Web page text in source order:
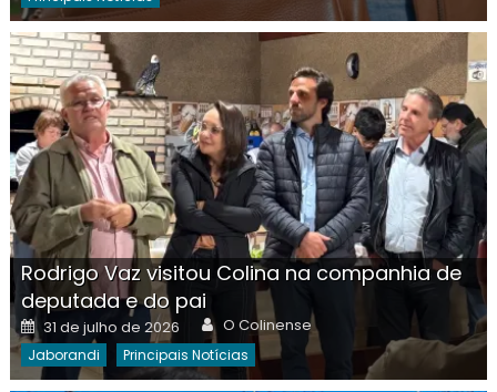
Rodrigo Vaz visitou Colina na companhia de
deputada e do pai
Posted
on
31 de julho de 2026 Author
O Colinense
Jaborandi Principais Notícias